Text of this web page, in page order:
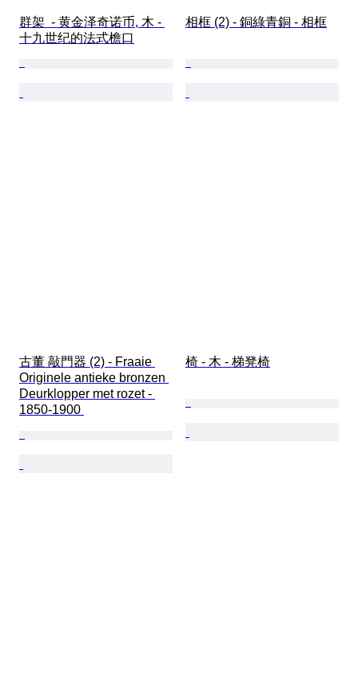
群架  - 黄金泽奇诺币, 木 -
十九世纪的法式檐口
相框 (2) - 銅綠青銅 - 相框
古董 敲門器 (2) - Fraaie
Originele antieke bronzen
Deurklopper met rozet -
1850-1900
椅 - 木 - 梯凳椅